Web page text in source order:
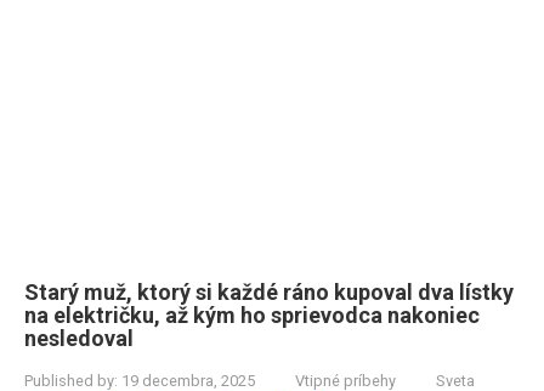
Starý muž, ktorý si každé ráno kupoval dva lístky
na električku, až kým ho sprievodca nakoniec
nesledoval
Published by: 19 decembra, 2025 Vtipné príbehy Sveta